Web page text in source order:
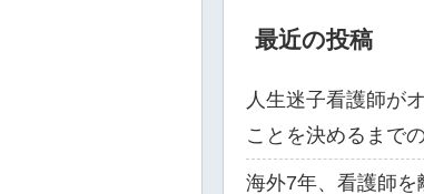
最近の投稿
人生迷子看護師が
ことを決めるまで
海外7年、看護師を